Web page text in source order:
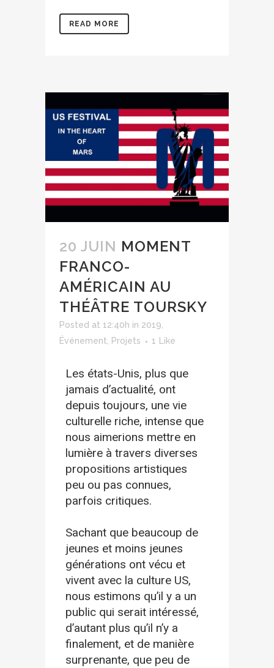
READ MORE
20 JUIN MOMENT
FRANCO-
AMÉRICAIN AU
THÉÂTRE TOURSKY
Posted at 12:40h in 2019,
Événement, Projets 1 Like
Les états-Unis, plus que
jamais d’actualité, ont
depuis toujours, une vie
culturelle riche, intense que
nous aimerions mettre en
lumière à travers diverses
propositions artistiques
peu ou pas connues,
parfois critiques.
Sachant que beaucoup de
jeunes et moins jeunes
générations ont vécu et
vivent avec la culture US,
nous estimons qu’il y a un
public qui serait intéressé,
d’autant plus qu’il n’y a
finalement, et de manière
surprenante, que peu de